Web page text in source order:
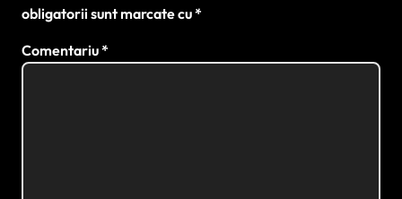
obligatorii sunt marcate cu*
Comentariu*